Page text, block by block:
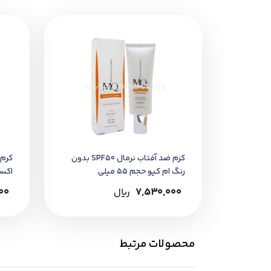
روزانه 20 تا 30
مجدد توصیه می‌شود.
خرید مطمئن:
این محصول را می‌توانید از داروخانه
به هولوگرام اصالت، تاریخ تولید /
کرم ضد آفتاب نرمال SPF50 بدون
رنگ ام کیو حجم 55 میلی
7,530,000 ﷼
محصولات مرتبط